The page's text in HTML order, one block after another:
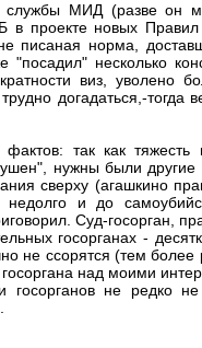
службы МИД (разве он
в проекте новых
писаная норма,
несколько
виз, уволено
догадаться,-
так как
нужны были другие
сверху (агашкино
и до
Суд-госорган,
госорганах -
не ссорятся (тем
над моими
госорганов не